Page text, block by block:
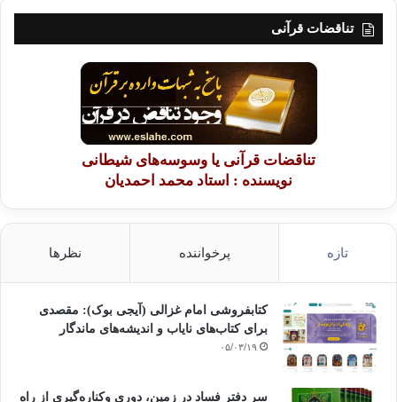
تناقضات قرآنی
تناقضات قرآنی یا وسوسه‌های شیطانی
نویسنده : استاد محمد احمدیان
تازه پرخواننده نظرها
کتابفروشی امام غزالی (آیجی بوک): مقصدی
برای کتاب‌های نایاب و اندیشه‌های ماندگار
۰۵/۰۳/۱۹
سر دفتر فساد در زمین‌، دوری وکناره‌گیری از راه